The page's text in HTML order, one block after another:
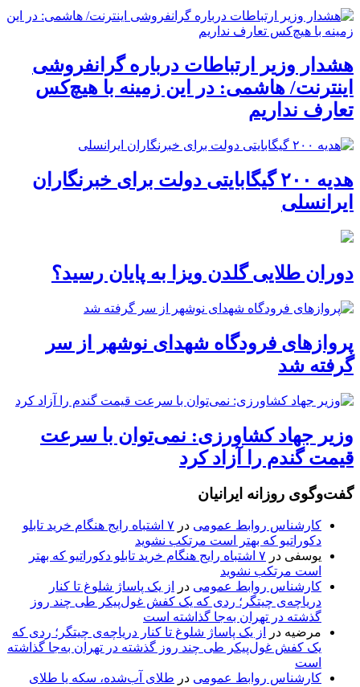
هشدار وزیر ارتباطات درباره گرانفروشی
اینترنت/ هاشمی: در این زمینه با هیچ‌کس
تعارف نداریم
هدیه ۲۰۰ گیگابایتی دولت برای خبرنگاران
ایرانسلی
دوران طلایی گلدن ویزا به پایان رسید؟
پروازهای فرودگاه شهدای نوشهر از سر
گرفته شد
وزیر جهاد کشاورزی: نمی‌توان با سرعت
قیمت گندم را آزاد کرد
گفت‌وگوی روزانه ایرانیان
کارشناس روابط عمومی در
۷ اشتباه رایج هنگام خرید تابلو
دکوراتیو که بهتر است مرتکب نشوید
یوسفی در
۷ اشتباه رایج هنگام خرید تابلو دکوراتیو که بهتر
است مرتکب نشوید
کارشناس روابط عمومی در
از یک پاساژ شلوغ تا کنار
دریاچه‌ی چیتگر؛ ردی که یک کفش غول‌پیکر طی چند روز
گذشته در تهران به‌جا گذاشته است
مرضیه در
از یک پاساژ شلوغ تا کنار دریاچه‌ی چیتگر؛ ردی که
یک کفش غول‌پیکر طی چند روز گذشته در تهران به‌جا گذاشته
است
کارشناس روابط عمومی در طلای آب‌شده، سکه یا طلای